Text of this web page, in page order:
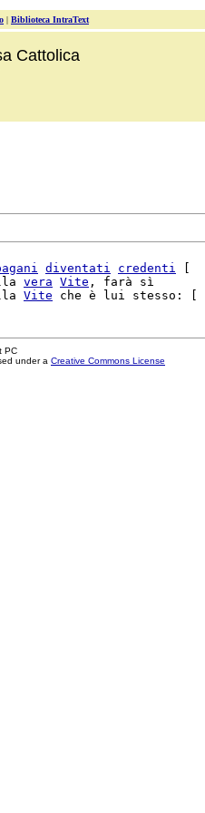
| Biblioteca IntraText
Cattolica
diventati credenti
vera Vite , farà sì
Vite
PC
under a Creative Commons License